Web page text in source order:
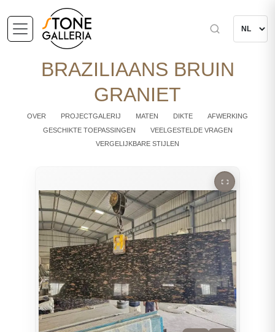
BRAZILIAANS BRUIN
GRANIET
OVER PROJECTGALERIJ MATEN DIKTE
AFWERKING
GESCHIKTE TOEPASSINGEN
VEELGESTELDE VRAGEN
VERGELIJKBARE STIJLEN